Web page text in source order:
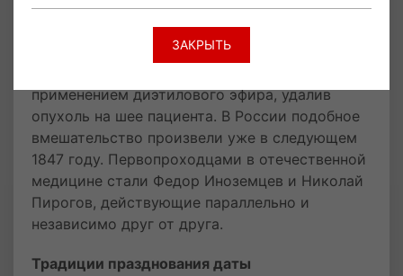
когда дантист Томас Мортон в середине 19
применением диэтилового эфира, удалив
опухоль на шее пациента. В России подобное
вмешательство произвели уже в следующем
1847 году. Первопроходцами в отечественной
медицине стали Федор Иноземцев и Николай
Пирогов, действующие параллельно и
независимо друг от друга.
Традиции празднования даты
ЗАКРЫТЬ